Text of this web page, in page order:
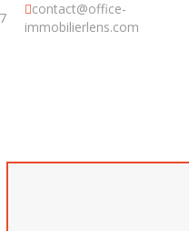
contact@office-
immobilierlens.com